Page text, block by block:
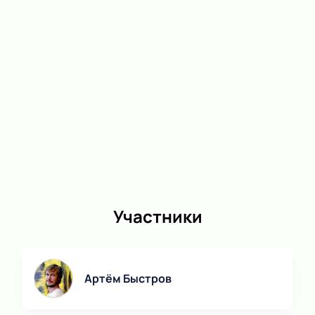
Актёрский состав:
Ворожцов, Мария Карпова, Алексей Краснёнков,
Ольга Литвинова, Антон Лобан, Данил Стеклов,
Участники
Артём Быстров